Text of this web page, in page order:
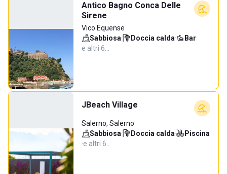
Antico Bagno Conca Delle
Sirene
Vico Equense
Sabbiosa· Doccia calda· Bar·
e altri 6…
JBeach Village
Salerno, Salerno
Sabbiosa· Doccia calda·
Piscina
·e altri 6…